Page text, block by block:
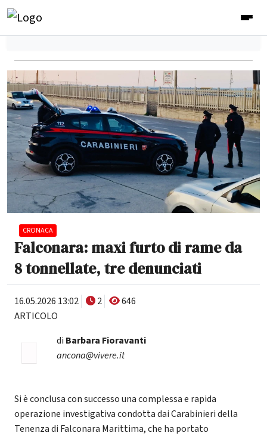
CRONACA
Falconara: maxi furto di rame da
8 tonnellate, tre denunciati
16.05.2026 13:02 2
646
ARTICOLO
di Barbara Fioravanti
ancona@vivere.it
Si è conclusa con successo una complessa e rapida
operazione investigativa condotta dai Carabinieri della
Tenenza di Falconara Marittima, che ha portato